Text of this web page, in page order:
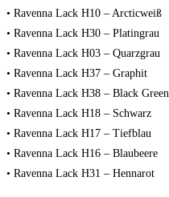
• Ravenna Lack H10 – Arcticweiß
• Ravenna Lack H30 – Platingrau
• Ravenna Lack H03 – Quarzgrau
• Ravenna Lack H37 – Graphit
• Ravenna Lack H38 – Black Green
• Ravenna Lack H18 – Schwarz
• Ravenna Lack H17 – Tiefblau
• Ravenna Lack H16 – Blaubeere
• Ravenna Lack H31 – Hennarot